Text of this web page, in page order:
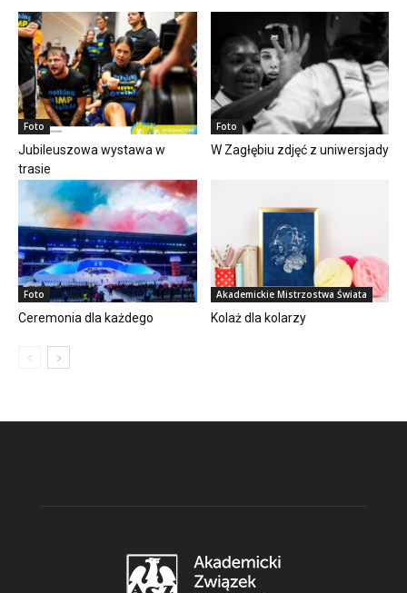
Foto
Jubileuszowa wystawa w
trasie
Foto
W Zagłębiu zdjęć z uniwersjady
Foto
Ceremonia dla każdego
Akademickie Mistrzostwa Świata
Kolaż dla kolarzy